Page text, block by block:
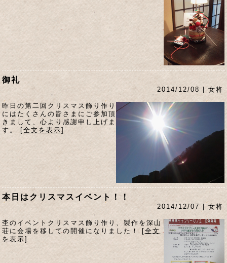
御礼
2014/12/08 | 女将
昨日の第二回クリスマス飾り作り
にはたくさんの皆さまにご参加頂
きまして、心より感謝申し上げま
す。 [全文を表示]
本日はクリスマスイベント！！
2014/12/07 | 女将
杢のイベントクリスマス飾り作り、製作を深山
荘に会場を移しての開催になりました！
[全文
を表示]